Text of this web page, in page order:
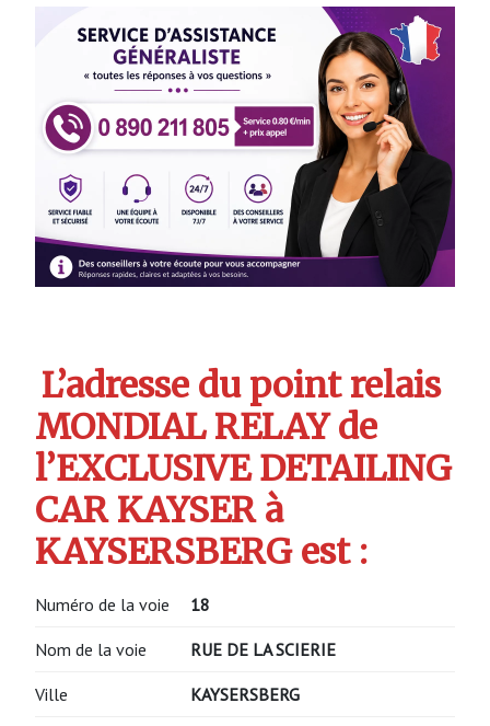
L’adresse du point relais
MONDIAL RELAY de
l’EXCLUSIVE DETAILING
CAR KAYSER à
KAYSERSBERG est :
Numéro de la voie 18
Nom de la voie RUE DE LA SCIERIE
Ville KAYSERSBERG